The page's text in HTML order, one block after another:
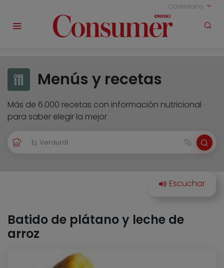
Castellano
Menús y recetas
Más de 6.000 recetas con información nutricional
para saber elegir la mejor
Batido de plátano y leche de
arroz